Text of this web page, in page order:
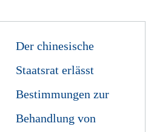
Der chinesische
Staatsrat erlässt
Bestimmungen zur
Behandlung von